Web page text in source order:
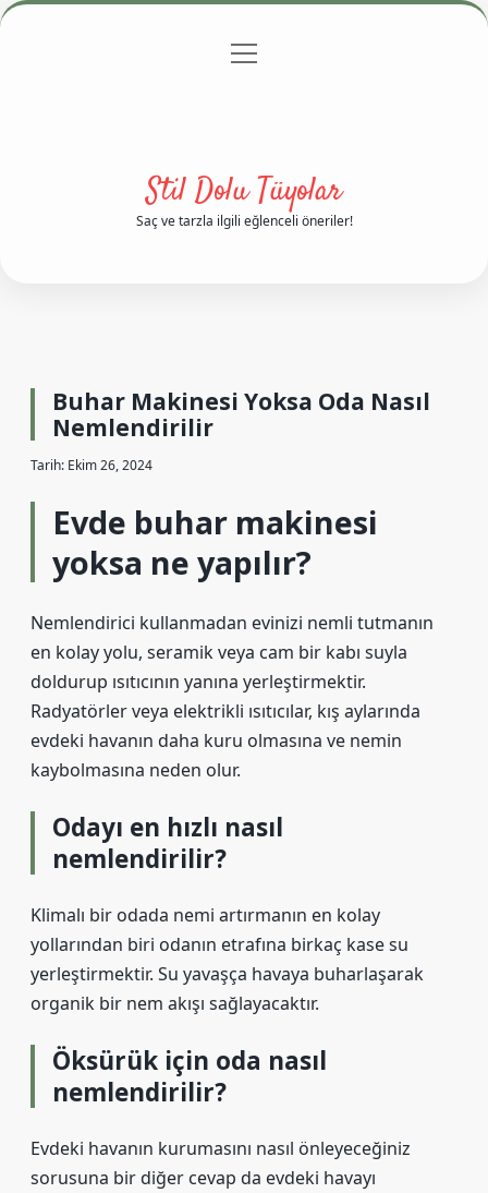
Gizlilik Politikası
menüyü
Stil Dolu Tüyolar
Saç ve tarzla ilgili eğlenceli öneriler!
Buhar Makinesi Yoksa Oda Nasıl
Nemlendirilir
Tarih: Ekim 26, 2024
Evde buhar makinesi
yoksa ne yapılır?
Nemlendirici kullanmadan evinizi nemli tutmanın
en kolay yolu, seramik veya cam bir kabı suyla
doldurup ısıtıcının yanına yerleştirmektir.
Radyatörler veya elektrikli ısıtıcılar, kış aylarında
evdeki havanın daha kuru olmasına ve nemin
kaybolmasına neden olur.
Odayı en hızlı nasıl
nemlendirilir?
Klimalı bir odada nemi artırmanın en kolay
yollarından biri odanın etrafına birkaç kase su
yerleştirmektir. Su yavaşça havaya buharlaşarak
organik bir nem akışı sağlayacaktır.
Öksürük için oda nasıl
nemlendirilir?
Evdeki havanın kurumasını nasıl önleyeceğiniz
sorusuna bir diğer cevap da evdeki havayı